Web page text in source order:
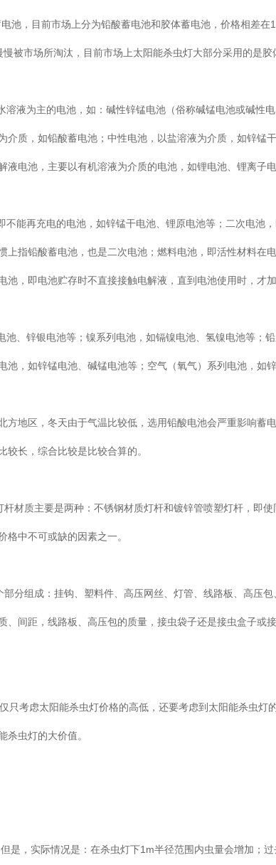
池，目前市场上分为铅酸蓄电池和胶体蓄电池，价格相差在1
被市场所淘汰，目前市场上太阳能杀虫灯大部分采用的是胶
液为主的电池，如：碱性锌锰电池（俗称碱锰电池或碱性电
质，如铅酸蓄电池；中性电池，以盐溶液为介质，如锌锰
液电池，主要以有机溶液为介质的电池，如锂电池、锂离子
能再充电的电池，如锌锰干电池、锂原电池等；二次电池
指铅酸蓄电池，也是二次电池；燃料电池，即活性材料在
，即电池贮存时不直接接触电解液，直到电池使用时，才
、锌银电池等；镍系列电池，如镉镍电池、氢镍电池等；铅
，如锌锰电池、碱锰电池等；空气（氧气）系列电池，如
地区，冬天由于气温比较低，选用铅酸电池会严重影响蓄
长，综合比较是比较合算的。
材质主要是两种：不锈钢材质灯杆和镀锌管喷塑灯杆，即使
中不可或缺的因素之一。
分组成：挂钩、塑料件、高压网丝、灯管、线路板、高压包
间距，线路板、高压包的质量，接虫袋子还是接虫盒子或
只考虑太阳能杀虫灯价格的高低，还要考虑到太阳能杀虫灯
杀虫灯的大价值。
是，实际情况是：在杀虫灯下1m半径范围内虫量会增加；过